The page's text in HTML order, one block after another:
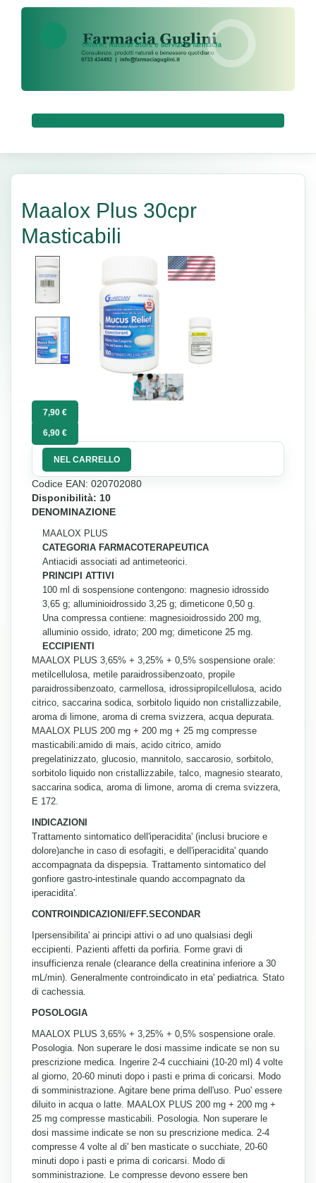
Maalox Plus 30cpr
Masticabili
7,90 €
6,90 €
NEL CARRELLO
Codice EAN: 020702080
Disponibilità: 10
DENOMINAZIONE
MAALOX PLUS
CATEGORIA FARMACOTERAPEUTICA
Antiacidi associati ad antimeteorici.
PRINCIPI ATTIVI
100 ml di sospensione contengono: magnesio idrossido
3,65 g; alluminioidrossido 3,25 g; dimeticone 0,50 g.
Una compressa contiene: magnesioidrossido 200 mg,
alluminio ossido, idrato; 200 mg; dimeticone 25 mg.
ECCIPIENTI
MAALOX PLUS 3,65% + 3,25% + 0,5% sospensione orale:
metilcellulosa, metile paraidrossibenzoato, propile
paraidrossibenzoato, carmellosa, idrossipropilcellulosa, acido
citrico, saccarina sodica, sorbitolo liquido non cristallizzabile,
aroma di limone, aroma di crema svizzera, acqua depurata.
MAALOX PLUS 200 mg + 200 mg + 25 mg compresse
masticabili:amido di mais, acido citrico, amido
pregelatinizzato, glucosio, mannitolo, saccarosio, sorbitolo,
sorbitolo liquido non cristallizzabile, talco, magnesio stearato,
saccarina sodica, aroma di limone, aroma di crema svizzera,
E 172.
INDICAZIONI
Trattamento sintomatico dell'iperacidita' (inclusi bruciore e
dolore)anche in caso di esofagiti, e dell'iperacidita' quando
accompagnata da dispepsia. Trattamento sintomatico del
gonfiore gastro-intestinale quando accompagnato da
iperacidita'.
CONTROINDICAZIONI/EFF.SECONDAR
Ipersensibilita' ai principi attivi o ad uno qualsiasi degli
eccipienti. Pazienti affetti da porfiria. Forme gravi di
insufficienza renale (clearance della creatinina inferiore a 30
mL/min). Generalmente controindicato in eta' pediatrica. Stato
di cachessia.
POSOLOGIA
MAALOX PLUS 3,65% + 3,25% + 0,5% sospensione orale.
Posologia. Non superare le dosi massime indicate se non su
prescrizione medica. Ingerire 2-4 cucchiaini (10-20 ml) 4 volte
al giorno, 20-60 minuti dopo i pasti e prima di coricarsi. Modo
di somministrazione. Agitare bene prima dell'uso. Puo' essere
diluito in acqua o latte. MAALOX PLUS 200 mg + 200 mg +
25 mg compresse masticabili. Posologia. Non superare le
dosi massime indicate se non su prescrizione medica. 2-4
compresse 4 volte al di' ben masticate o succhiate, 20-60
minuti dopo i pasti e prima di coricarsi. Modo di
somministrazione. Le compresse devono essere ben